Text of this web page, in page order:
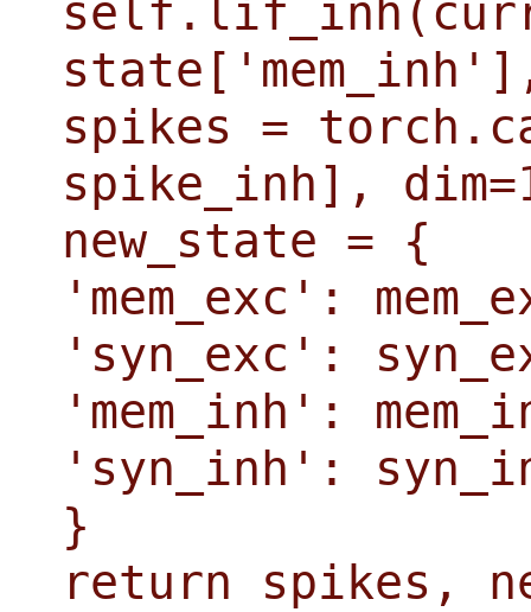
spikes =
spike_inh],
new_state = {
'mem_exc':
'syn_exc':
'mem_inh':
'syn_inh':
}
return spikes,